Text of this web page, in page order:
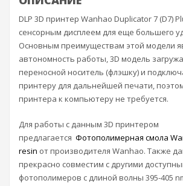
DLP 3D принтер Wanhao Duplicator 7 (D7)
сенсорным дисплеем для еще большего
Основным преимуществам этой модели
автономность работы, 3D модель
переносной носитель (флэшку) и
принтеру для дальнейшей печати,
принтера к компьютеру не требуется.
Для работы с данным 3D принтером
предлагается Фотополимерная смола
resin от производителя Wanhao. Также
прекрасно совместим с другими
фотополимеров с длиной волны 395-405